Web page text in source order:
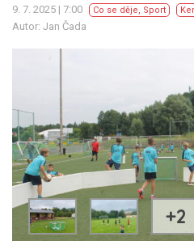
9. 7. 2025 | 7:00 Co se děje, Sport
Autor: Jan Čada
+2